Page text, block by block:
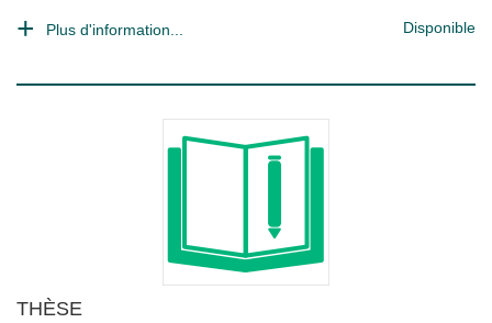
Plus d'information... Disponible
THÈSE